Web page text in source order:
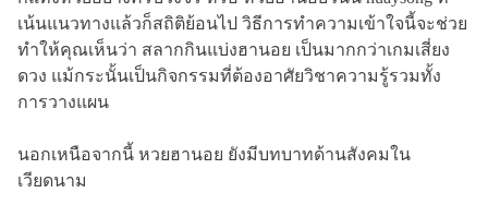
เน้นแนวทางแล้วก็สถิติย้อนไป วิธีการทำความเข้าใจนี้จะช่วย
ทำให้คุณเห็นว่า สลากกินแบ่งฮานอย เป็นมากกว่าเกมเสี่ยง
ดวง แม้กระนั้นเป็นกิจกรรมที่ต้องอาศัยวิชาความรู้รวมทั้ง
การวางแผน
นอกเหนือจากนี้ หวยฮานอย ยังมีบทบาทด้านสังคมใน
เวียดนาม